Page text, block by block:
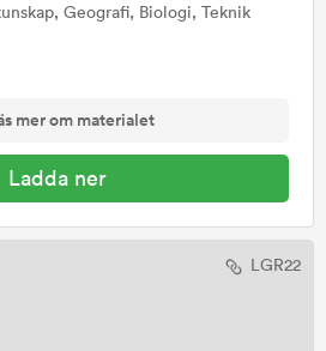
Geografi, Biologi, Teknik
mer om materialet
Ladda ner
LGR22